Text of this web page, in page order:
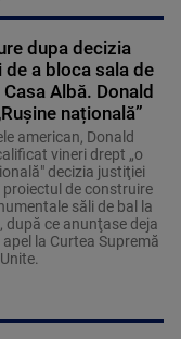
dupa decizia
de a bloca sala de
Casa Albă. Donald
națională”
american, Donald
vineri drept „o
decizia justiţiei
proiectul de construire
săli de bal la
după ce anunţase deja
la Curtea Supremă